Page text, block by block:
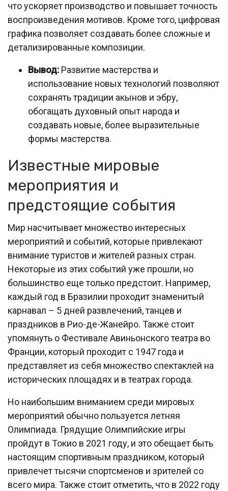
что ускоряет производство и повышает точность
воспроизведения мотивов. Кроме того, цифровая
графика позволяет создавать более сложные и
детализированные композиции.
Вывод: Развитие мастерства и
использование новых технологий позволяют
сохранять традиции акынов и эбру,
обогащать духовный опыт народа и
создавать новые, более выразительные
формы мастерства.
Известные мировые
мероприятия и
предстоящие события
Мир насчитывает множество интересных
мероприятий и событий, которые привлекают
внимание туристов и жителей разных стран.
Некоторые из этих событий уже прошли, но
большинство еще только предстоит. Например,
каждый год в Бразилии проходит знаменитый
карнавал – 5 дней развлечений, танцев и
праздников в Рио-де-Жанейро. Также стоит
упомянуть о Фестивале Авиньонского театра во
Франции, который проходит с 1947 года и
представляет из себя множество спектаклей на
исторических площадях и в театрах города.
Но наибольшим вниманием среди мировых
мероприятий обычно пользуется летняя
Олимпиада. Грядущие Олимпийские игры
пройдут в Токио в 2021 году, и это обещает быть
настоящим спортивным праздником, который
привлечет тысячи спортсменов и зрителей со
всего мира. Также стоит отметить, что в 2022 году